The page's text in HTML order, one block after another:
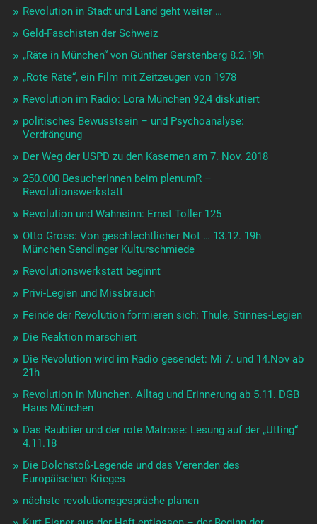
Revolution in Stadt und Land geht weiter …
Geld-Faschisten der Schweiz
„Räte in München“ von Günther Gerstenberg 8.2.19h
„Rote Räte“, ein Film mit Zeitzeugen von 1978
Revolution im Radio: Lora München 92,4 diskutiert
politisches Bewusstsein – und Psychoanalyse:
Verdrängung
Der Weg der USPD zu den Kasernen am 7. Nov. 2018
250.000 BesucherInnen beim plenumR –
Revolutionswerkstatt
Revolution und Wahnsinn: Ernst Toller 125
Otto Gross: Von geschlechtlicher Not … 13.12. 19h
München Sendlinger Kulturschmiede
Revolutionswerkstatt beginnt
Privi-Legien und Missbrauch
Feinde der Revolution formieren sich: Thule, Stinnes-Legien
Die Reaktion marschiert
Die Revolution wird im Radio gesendet: Mi 7. und 14.Nov ab
21h
Revolution in München. Alltag und Erinnerung ab 5.11. DGB
Haus München
Das Raubtier und der rote Matrose: Lesung auf der „Utting“
4.11.18
Die Dolchstoß-Legende und das Verenden des
Europäischen Krieges
nächste revolutionsgespräche planen